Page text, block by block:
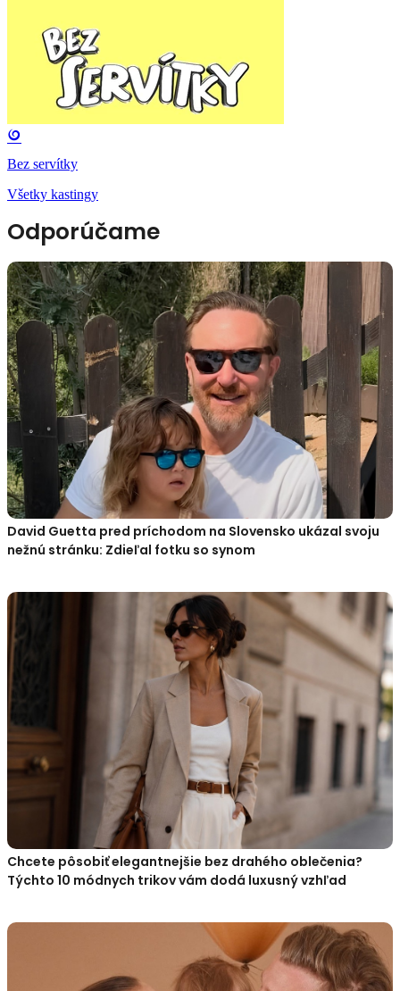
Bez servítky
Všetky kastingy
Odporúčame
David Guetta pred príchodom na Slovensko ukázal svoju
nežnú stránku: Zdieľal fotku so synom
Chcete pôsobiť elegantnejšie bez drahého oblečenia?
Týchto 10 módnych trikov vám dodá luxusný vzhľad